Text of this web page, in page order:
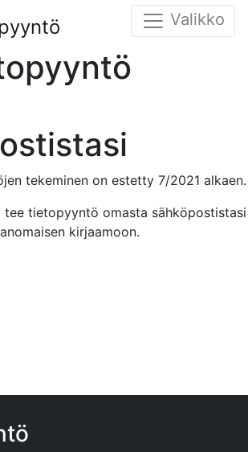
Valikko
tekeminen on estetty 7/2021 alkaen.
tee tietopyyntö omasta sähköpostistasi
kirjaamoon.